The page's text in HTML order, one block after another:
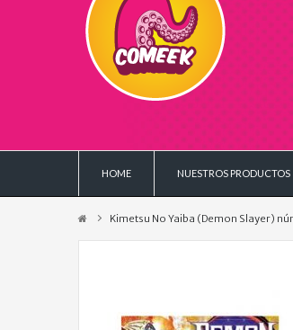
HOME NUESTROS PRODUCTOS
Kimetsu No Yaiba (Demon Slayer)